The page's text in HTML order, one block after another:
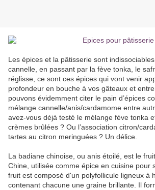
Les épices et la pâtisserie sont
cannelle, en passant par la fève tonka, le
réglisse, ce sont ces épices qui vont venir
profondeur en bouche à vos gâteaux et
pouvons évidemment citer le pain d’épices
mélange cannelle/anis/cardamome entre
avez-vous déjà testé le mélange fève tonka
crèmes brûlées ? Ou l’association citron/
tartes au citron meringuées ? Un délice.
La badiane chinoise, ou anis étoilé, est le
Chine, utilisée comme épice en cuisine pour
fruit est composé d'un polyfollicule ligneux à
contenant chacune une graine brillante. Il